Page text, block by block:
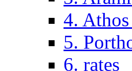
4.
5.
6. rates